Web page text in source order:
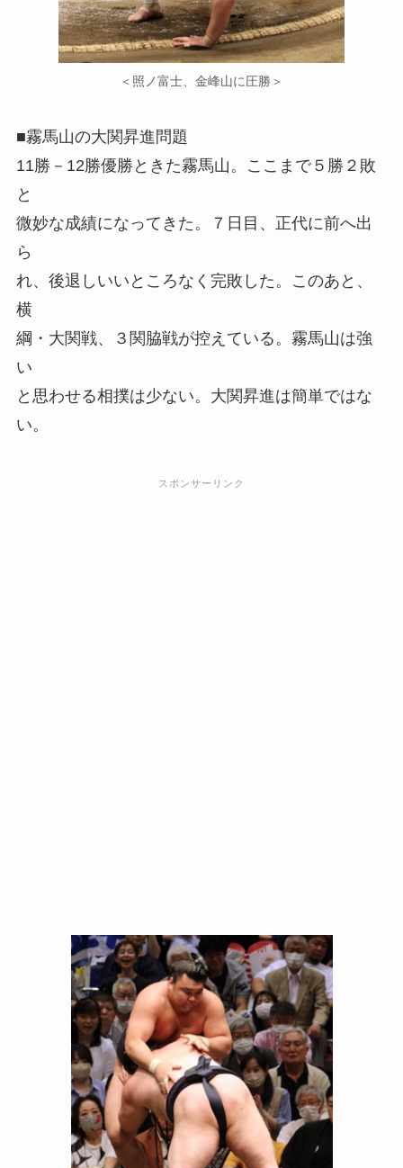
＜照ノ富士、金峰山に圧勝＞
■霧馬山の大関昇進問題
11勝－12勝優勝ときた霧馬山。ここまで５勝２敗
と
微妙な成績になってきた。７日目、正代に前へ出
ら
れ、後退しいいところなく完敗した。このあと、
横
綱・大関戦、３関脇戦が控えている。霧馬山は強
い
と思わせる相撲は少ない。大関昇進は簡単ではな
い。
スポンサーリンク